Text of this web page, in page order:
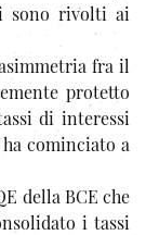
sono rivolti ai
fra il
protetto
di interessi
cominciato a
della BCE che
i tassi